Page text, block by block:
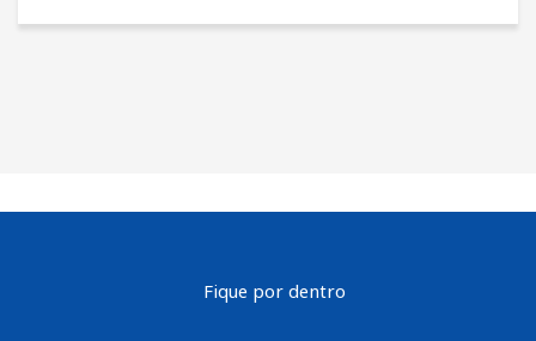
Fique por dentro